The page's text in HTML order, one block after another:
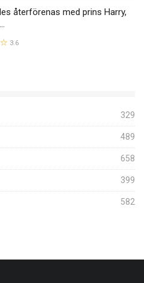
återförenas med prins Harry,
3.6
329
489
658
399
582